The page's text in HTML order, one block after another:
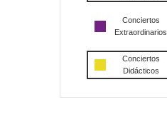
Conciertos
Extraordinarios
Conciertos
Didácticos